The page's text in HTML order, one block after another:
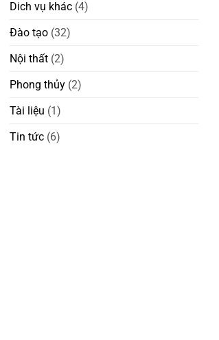
Dich vụ khác (4)
Đào tạo (32)
Nội thất (2)
Phong thủy (2)
Tài liệu (1)
Tin tức (6)